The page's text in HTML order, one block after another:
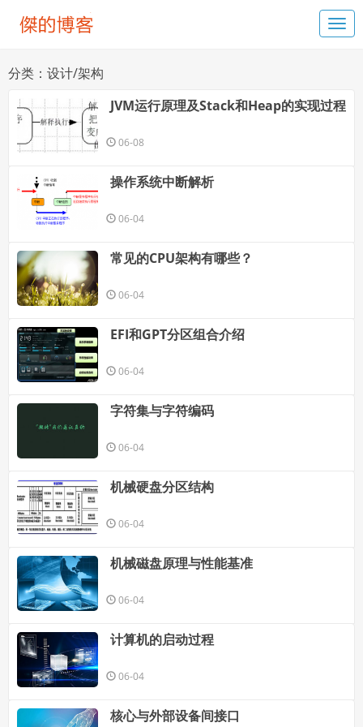
分类：设计/架构
JVM运行原理及Stack和Heap的实现过程
06-08
操作系统中断解析
06-04
常见的CPU架构有哪些？
06-04
EFI和GPT分区组合介绍
06-04
字符集与字符编码
06-04
机械硬盘分区结构
06-04
机械磁盘原理与性能基准
06-04
计算机的启动过程
06-04
核心与外部设备间接口